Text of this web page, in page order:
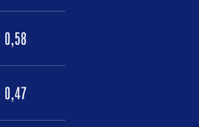
0,58
0,47